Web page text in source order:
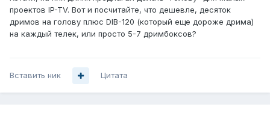
проектов IP-TV. Вот и посчитайте, что дешевле, десяток
дримов на голову плюс DIB-120 (который еще дороже дрима)
на каждый телек, или просто 5-7 дримбоксов?
Вставить ник Цитата